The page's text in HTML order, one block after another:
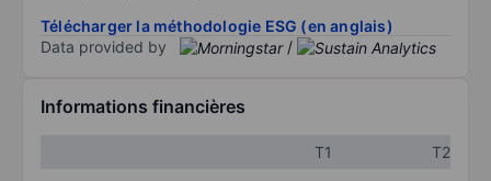
Télécharger la méthodologie ESG (en anglais)
Data provided by
/
Informations financières
T1
T2